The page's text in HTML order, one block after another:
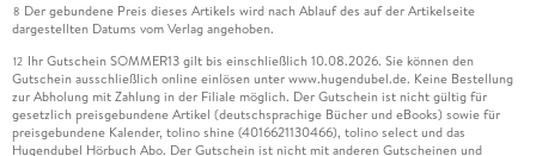
8 Der gebundene Preis dieses Artikels wird nach Ablauf des auf der Artikelseite
dargestellten Datums vom Verlag angehoben.
12 Ihr Gutschein SOMMER13 gilt bis einschließlich 10.08.2026. Sie können den
Gutschein ausschließlich online einlösen unter www.hugendubel.de. Keine Bestellung
zur Abholung mit Zahlung in der Filiale möglich. Der Gutschein ist nicht gültig für
gesetzlich preisgebundene Artikel (deutschsprachige Bücher und eBooks) sowie für
preisgebundene Kalender, tolino shine (4016621130466), tolino select und das
Hugendubel Hörbuch Abo. Der Gutschein ist nicht mit anderen Gutscheinen und